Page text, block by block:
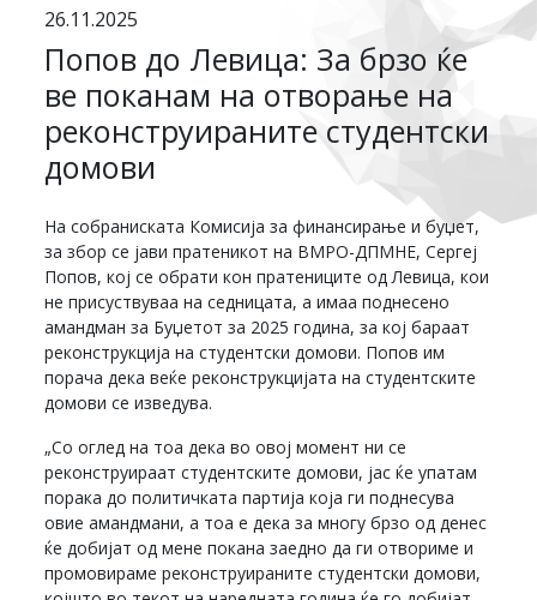
26.11.2025
Попов до Левица: За брзо ќе
ве поканам на отворање на
реконструираните студентски
домови
На собраниската Комисија за финансирање и буџет,
за збор се јави пратеникот на ВМРО-ДПМНЕ, Сергеј
Попов, кој се обрати кон пратениците од Левица, кои
не присуствуваа на седницата, а имаа поднесено
амандман за Буџетот за 2025 година, за кој бараат
реконструкција на студентски домови. Попов им
порача дека веќе реконструкцијата на студентските
домови се изведува.
„Со оглед на тоа дека во овој момент ни се
реконструираат студентските домови, јас ќе упатам
порака до политичката партија која ги поднесува
овие амандмани, а тоа е дека за многу брзо од денес
ќе добијат од мене покана заедно да ги отвориме и
промовираме реконструираните студентски домови,